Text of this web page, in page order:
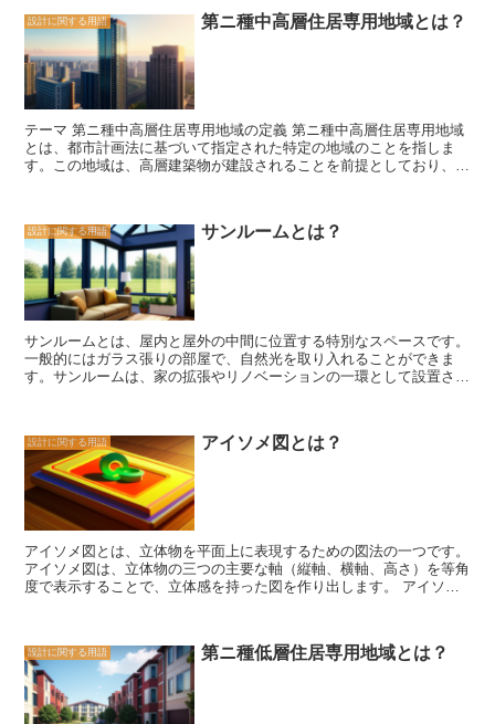
し、人々の健康と快適さを向上させることができます。 最後に、パ
ッシブソーラーシステムは持続可能なエネルギー利用の一環としても
注目されています。太陽エネルギーは再生可能なエネルギー源であ
り、地球環境に負荷をかけることなく利用することができます。その
ため、パッシブソーラーシステムはエネルギーの節約と環境保護の両
方を実現する手法として、ますます重要性を増しています。 パッシ
要素です。エネルギー効率の向上、快適な居住環境の提供、持続可能
なエネルギー利用の実現など、さまざまなメリットがあります。今
後、ますます普及していくことが期待されるこのシステムを活用する
レイアウト、材料の選択、エネルギー効率など、さまざまな要素を考
慮しながら、最適な設計を追求します。 また、建築家は、建物の安
全性や耐久性にも責任を持っています。彼らは、地震や風などの自然
災害に対する耐性を考慮し、適切な構造や材料を選択します。また、
建物の環境への影響も考慮し、持続可能な設計を追求します。 さら
に、建築家は、プロジェクトの進行管理や予算管理も行います。彼ら
は、施工業者や建築士と協力し、工事の進捗状況を監視し、品質や予
算の制約内でプロジェクトを完了させます。 建築家の役割は、単に
建物を設計するだけではありません。彼らは、クライアントの要望や
大きな影響を与えており、彼らの仕事は非常に重要です。
設計に関する用語 第ニ種中高層住居専用地域とは？
テーマ 第ニ種中高層住居専用地域の定義 第ニ種中高層住居専用地域
とは、都市計画法に基づいて指定された特定の地域のことを指しま
す。この地域は、高層建築物が建設されることを前提としており、住
般的には、建築物の高さは30メートル以上とされ、容積率は高く設
定されています。また、住宅や商業施設などの用途も制限されてお
り、特定の用途にのみ利用することが求められます。 第ニ種中高層
住居専用地域の設定には、都市計画の観点から様々なメリットがあり
ます。まず、高層建築物の建設により、限られた土地面積を効果的に
活用することができます。また、都市部の人口増加に伴い、住宅や商
業施設の需要も高まっていますが、第ニ種中高層住居専用地域の設定
により、需要に応じた施設の供給が可能となります。 さらに、第ニ
種中高層住居専用地域は、都市の景観や環境にも配慮しています。建
ランスを考慮した都市計画が行われます。 第ニ種中高層住居専用地
域は、都市部の土地利用の効率化や都市計画の維持に貢献する重要な
役割を果たしています。建築物の高さや容積率、用途などの条件を遵
守しながら、持続可能な都市の形成に向けて、適切な土地利用が行わ
れることが求められています。
設計に関する用語 サンルームとは？
サンルームとは、屋内と屋外の中間に位置する特別なスペースです。
一般的にはガラス張りの部屋で、自然光を取り入れることができま
す。サンルームは、家の拡張やリノベーションの一環として設置され
す。また、適切な断熱材を使用することで、冬場でも暖房費を節約す
ることができます。さらに、夏場には遮熱フィルムやブラインドを使
用することで、室内の温度を下げることができます。 もう一つの特
徴は、自然光を最大限に取り入れることができることです。ガラス張
りの壁や屋根からの光は、室内に明るさと開放感をもたらします。自
然光は、心のリラックスや集中力の向上にも効果的です。また、植物
の成長にも良い影響を与えるため、サンルームは植物愛好家にとって
理想的な場所となります。 さらに、サンルームは多目的に利用する
ことができます。リラックスや読書のためのスペースとして利用する
適です。サンルームは、家の中でも特別な場所として、さまざまな活
動に使われることができます。 サンルームは、快適さ、自然光、多
目的性という特徴を持つ素晴らしいスペースです。家の拡張やリノベ
ーションを考えている方にとって、サンルームは魅力的な選択肢とな
ることでしょう。自然とのつながりを感じながら、心地よい時間を過
設計に関する用語 アイソメ図とは？
アイソメ図とは、立体物を平面上に表現するための図法の一つです。
アイソメ図は、立体物の三つの主要な軸（縦軸、横軸、高さ）を等角
度で表示することで、立体感を持った図を作り出します。 アイソメ
つの軸が互いに60度の角度で交わるように描かれます。この等角度
の投影により、立体物の形状や比率を正確に表現することができま
す。 2. 縮尺 アイソメ図では、立体物の縮尺を考慮する必要がありま
す。通常、アイソメ図では縦軸、横軸、高さの比率を110.5として描
かれますが、必要に応じて異なる縮尺を使用することもあります。縮
設計に関する用語 第ニ種低層住居専用地域とは？